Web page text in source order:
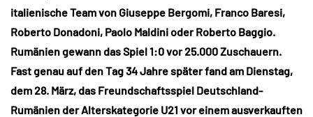
italienische Team von Giuseppe Bergomi, Franco Baresi,
Roberto Donadoni, Paolo Maldini oder Roberto Baggio.
Rumänien gewann das Spiel 1:0 vor 25.000 Zuschauern.
Fast genau auf den Tag 34 Jahre später fand am Dienstag,
dem 28. März, das Freundschaftsspiel Deutschland-
Rumänien der Alterskategorie U21 vor einem ausverkauften